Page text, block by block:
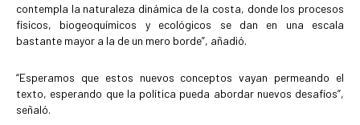
contempla la naturaleza dinámica de la costa, donde los procesos
físicos, biogeoquímicos y ecológicos se dan en una escala
bastante mayor a la de un mero borde”, añadió.
“Esperamos que estos nuevos conceptos vayan permeando el
texto, esperando que la política pueda abordar nuevos desafíos”,
señaló.